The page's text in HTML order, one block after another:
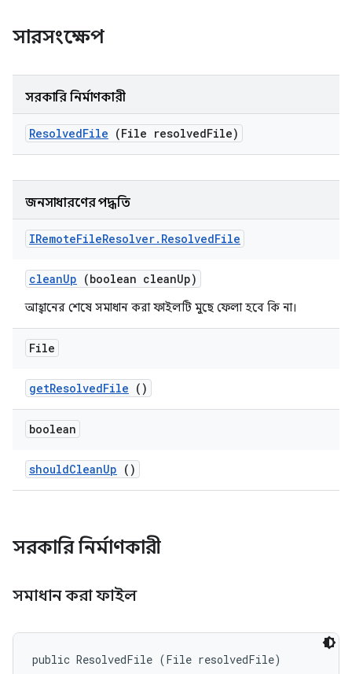
সারসংক্ষেপ
সরকারি নির্মাণকারী
ResolvedFile (File resolvedFile)
জনসাধারণের পদ্ধতি
IRemoteFileResolver. ResolvedFile
cleanUp (boolean cleanUp)
আহ্বানের শেষে সমাধান করা ফাইলটি মুছে ফেলা হবে কি না।
File
getResolvedFile ()
boolean
shouldCleanUp ()
সরকারি নির্মাণকারী
সমাধান করা ফাইল
public ResolvedFile (File resolvedFile)